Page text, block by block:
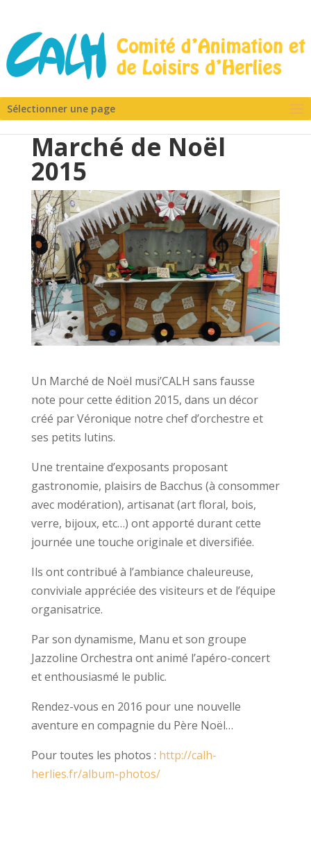
Sélectionner une page
Marché de Noël
2015
Un Marché de Noël musi’CALH sans fausse
note pour cette édition 2015, dans un décor
créé par Véronique notre chef d’orchestre et
ses petits lutins.
Une trentaine d’exposants proposant
gastronomie, plaisirs de Bacchus (à consommer
avec modération), artisanat (art floral, bois,
verre, bijoux, etc…) ont apporté durant cette
journée une touche originale et diversifiée.
Ils ont contribué à l’ambiance chaleureuse,
conviviale appréciée des visiteurs et de l’équipe
organisatrice.
Par son dynamisme, Manu et son groupe
Jazzoline Orchestra ont animé l’apéro-concert
et enthousiasmé le public.
Rendez-vous en 2016 pour une nouvelle
aventure en compagnie du Père Noël…
Pour toutes les photos : http://calh-
herlies.fr/album-photos/